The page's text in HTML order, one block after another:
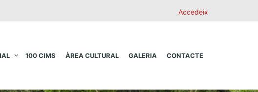
Accedeix
100 CIMS ÀREA CULTURAL GALERIA CONTACTE